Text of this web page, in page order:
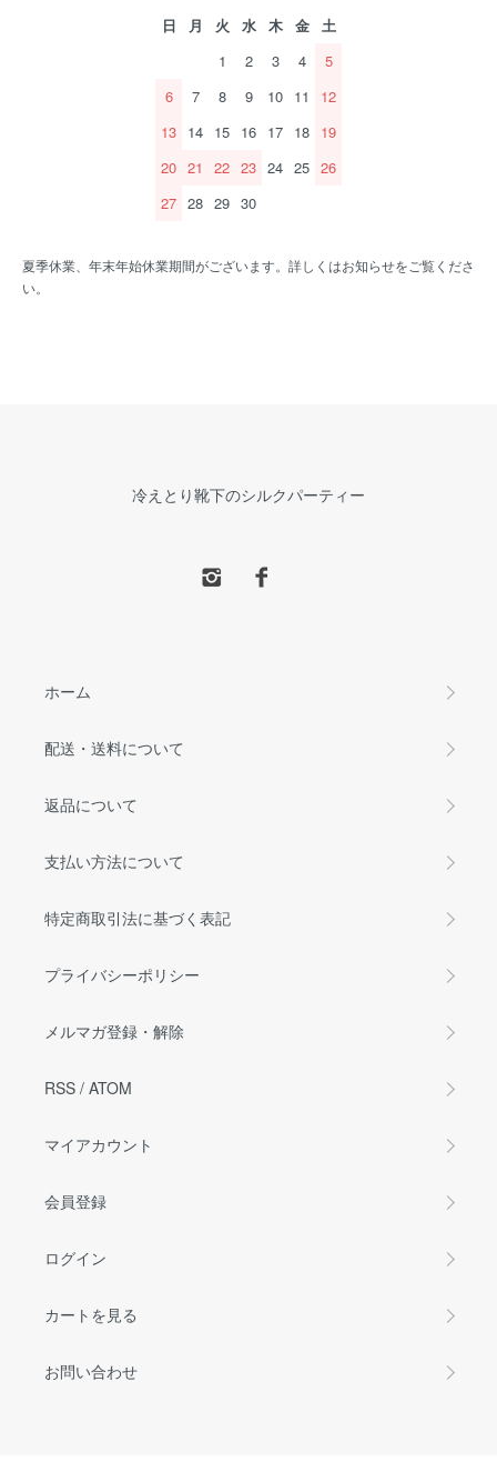
日 月 火 水 木 金
土
1
2 3 4
5
6
7 8 9 10 11
12
13 14 15 16 17 18 19
20 21 22 23 24 25 26
27 28 29 30
夏季休業、年末年始休業期間がございます。詳しくはお知らせをご覧くださ
い。
冷えとり靴下のシルクパーティー
ホーム
配送・送料について
返品について
支払い方法について
特定商取引法に基づく表記
プライバシーポリシー
メルマガ登録・解除
RSS / ATOM
マイアカウント
会員登録
ログイン
カートを見る
お問い合わせ